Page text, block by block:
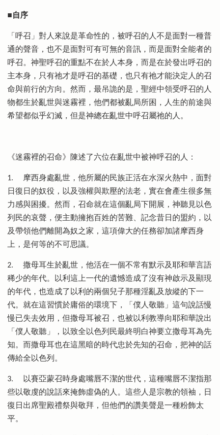
■自序
「呼召」對人來說是革命性的，被呼召的人不是面對一種普
通的聲音，也不是面對可有可無的音訊，而是面對全能者的
呼召。神聖呼召的重點不在於人本身，而是在於發出呼召的
主本身，只有祂才是呼召的基礎，也只有祂才能決定人的召
命與前行的方向。然而，最吊詭的是，聖經中領受呼召的人
物都生於亂世與迷霧裡，他們都被亂局所困，人生的前途與
希望都似乎幻滅，但是神總在亂世中呼召屬祂的人。
《迷霧裡的召命》陳述了六位在亂世中被神呼召的人：
1. 摩西身處亂世，他所屬的民族正活在水深火熱中，面對
日復日的奴役，以及強權與欺壓的法老，實在會產生很多無
力感與困擾。然而，召命就在這個亂局下開展，神聽見以色
列民的哀聲，便主動擁抱百姓的苦難、記念昔日的盟約，以
及帶領他們離開為奴之家，這項偉大的任務卻加諸摩西身
上，是何等的不可思議。
2. 撒母耳生於亂世，他活在一個不常有默示及耶和華言語
稀少的年代。以利這上一代的遺憾造成了沒有神啟示及顯現
的年代，也造成了以利的兩個兒子那種淫亂及放縱的下一
代。就在這習慣於庸俗的環境下，「僕人敬聽」這句說話慢
慢已失去效用，但撒母耳被召，也被以利教導向耶和華說出
「僕人敬聽」，以致全以色列民最終明白神要立撒母耳為先
知。而撒母耳也在這黑暗的時代忠於先知的召命，把神的話
傳給全以色列。
3. 以賽亞蒙召時身處嘴唇不潔的世代，這種嘴唇不潔指那
些以敬虔的說話來掩飾虛偽的人。這些人是宗教的領袖，日
復日出席聖殿禮祭與敬拜，但他們的讚美聲是一種粉飾太
平。